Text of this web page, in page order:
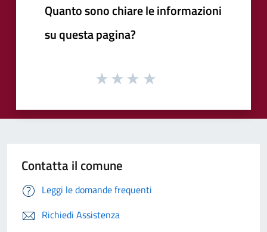
Quanto sono chiare le informazioni
su questa pagina?
Contatta il comune
Leggi le domande frequenti
Richiedi Assistenza